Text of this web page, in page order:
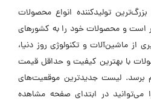
تولیدکننده انواع محصولات
است و محصولات خود را به کشورهای
از ماشین‌آلات و تکنولوژی روز دنیا،
با بهترین کیفیت و حداقل قیمت
برسد. لیست جدیدترین موقعیت‌های
در ابتدای صفحه مشاهده